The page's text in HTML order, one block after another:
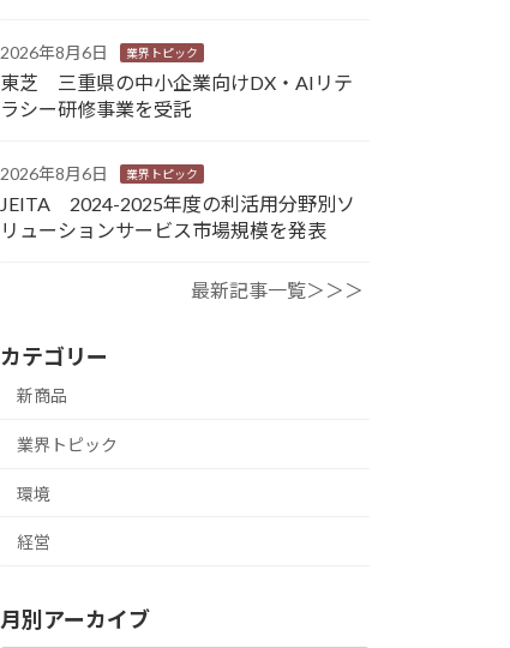
2026年8月6日 業界トピック
東芝 三重県の中小企業向けDX・AIリテ
ラシー研修事業を受託
2026年8月6日 業界トピック
JEITA 2024-2025年度の利活用分野別ソ
リューションサービス市場規模を発表
最新記事一覧＞＞＞
カテゴリー
新商品
業界トピック
環境
経営
月別アーカイブ